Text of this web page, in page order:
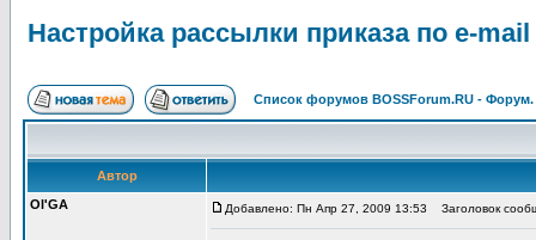
Настройка рассылки приказа по e-mail
Список форумов BOSSForum.RU -
Автор
Ol'GA
Добавлено: Пн Апр 27, 2009 13:53 Заголовок